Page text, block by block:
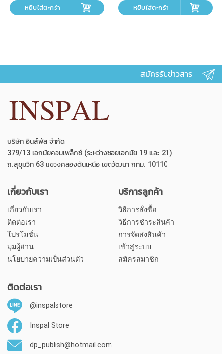
หยิบใส่ตะกร้า หยิบใส่ตะกร้า
สมัครรับข่าวสาร
บริษัท อินส์พัล จำกัด
379/13 เอกมัยคอมเพล็กซ์ (ระหว่างซอยเอกมัย 19 และ 21)
ถ.สุขุมวิท 63 แขวงคลองตันเหนือ เขตวัฒนา กทม. 10110
เกี่ยวกับเรา
เกี่ยวกับเรา
ติดต่อเรา
โปรโมชั่น
มุมผู้อ่าน
นโยบายความเป็นส่วนตัว
บริการลูกค้า
วิธีการสั่งซื้อ
วิธีการชำระสินค้า
การจัดส่งสินค้า
เข้าสู่ระบบ
สมัครสมาชิก
ติดต่อเรา
@inspalstore
Inspal Store
dp_publish@hotmail.com